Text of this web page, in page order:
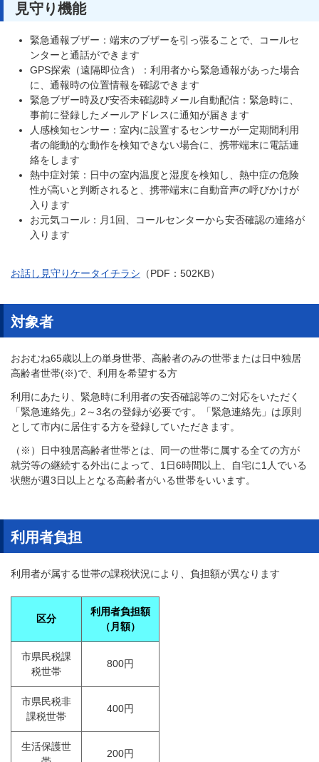
見守り機能
緊急通報ブザー：端末のブザーを引っ張ることで、コールセ
ンターと通話ができます
GPS探索（遠隔即位含）：利用者から緊急通報があった場合
に、通報時の位置情報を確認できます
緊急ブザー時及び安否未確認時メール自動配信：緊急時に、
事前に登録したメールアドレスに通知が届きます
人感検知センサー：室内に設置するセンサーが一定期間利用
者の能動的な動作を検知できない場合に、携帯端末に電話連
絡をします
熱中症対策：日中の室内温度と湿度を検知し、熱中症の危険
性が高いと判断されると、携帯端末に自動音声の呼びかけが
入ります
お元気コール：月1回、コールセンターから安否確認の連絡が
入ります
お話し見守りケータイチラシ （PDF：502KB）
対象者
おおむね65歳以上の単身世帯、高齢者のみの世帯または日中独居
高齢者世帯(※)で、利用を希望する方
利用にあたり、緊急時に利用者の安否確認等のご対応をいただく
「緊急連絡先」2～3名の登録が必要です。「緊急連絡先」は原則
として市内に居住する方を登録していただきます。
（※）日中独居高齢者世帯とは、同一の世帯に属する全ての方が
就労等の継続する外出によって、1日6時間以上、自宅に1人でいる
状態が週3日以上となる高齢者がいる世帯をいいます。
利用者負担
利用者が属する世帯の課税状況により、負担額が異なります
区分
利用者負担額
（月額）
市県民税課
税世帯
800円
市県民税非
課税世帯
400円
生活保護世
200円